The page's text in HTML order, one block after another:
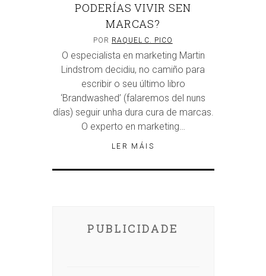
PODERÍAS VIVIR SEN
MARCAS?
POR RAQUEL C. PICO
O especialista en marketing Martin
Lindstrom decidiu, no camiño para
escribir o seu último libro
‘Brandwashed’ (falaremos del nuns
días) seguir unha dura cura de marcas.
O experto en marketing…
LER MÁIS
PUBLICIDADE